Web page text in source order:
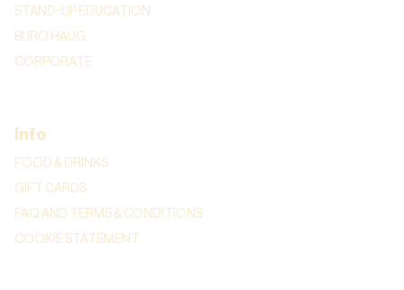
STAND-UP EDUCATION
BURO HAUG
CORPORATE
Info
FOOD & DRINKS
GIFT CARDS
FAQ AND TERMS & CONDITIONS
COOKIE STATEMENT